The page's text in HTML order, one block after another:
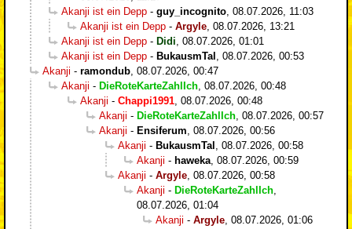
Akanji ist ein Depp - guy_incognito 08.07.2026, 11:03
Akanji ist ein Depp - Argyle 08.07.2026, 13:21
Akanji ist ein Depp - Didi 08.07.2026, 01:01
Akanji ist ein Depp - BukausmTal
08.07.2026, 00:53
Akanji - ramondub 08.07.2026, 00:47
Akanji - DieRoteKarteZahlIch 08.07.2026, 00:48
Akanji - Chappi1991 08.07.2026, 00:48
Akanji - DieRoteKarteZahlIch 08.07.2026, 00:57
Akanji - Ensiferum 08.07.2026, 00:56
Akanji - BukausmTal
08.07.2026, 00:58
Akanji - haweka 08.07.2026, 00:59
Akanji - Argyle 08.07.2026, 00:58
Akanji - DieRoteKarteZahlIch
08.07.2026, 01:04
Akanji - Argyle 08.07.2026, 01:06